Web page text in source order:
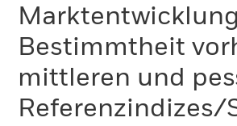
Bestimmtheit
mittleren und
Referenzindizes/